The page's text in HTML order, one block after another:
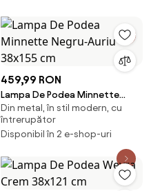
459,99 RON
Lampa De Podea Minnette
Negru-Auriu 38x155 cm
Din metal, în stil modern, cu
întrerupător
Disponibil în 2 e-shop-uri